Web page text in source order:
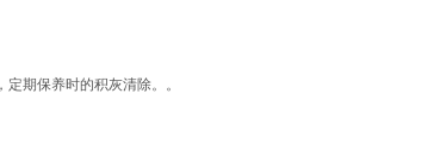
期保养时的积灰清除。。